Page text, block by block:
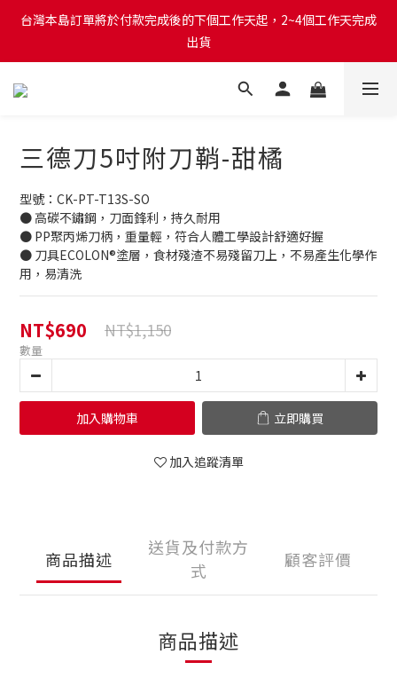
台灣本島訂單將於付款完成後的下個工作天起，2~4個工作天完成
出貨
台灣本島訂單將於付款完成後的下個工作天起，2~4個工作天完成
出貨
台灣本島消費滿$999免運費
台灣本島訂單將於付款完成後的下個工作天起，2~4個工作天完成
出貨
三德刀5吋附刀鞘-甜橘
型號：CK-PT-T13S-SO
● 高碳不鏽鋼，刀面鋒利，持久耐用
● PP聚丙烯刀柄，重量輕，符合人體工學設計舒適好握
● 刀具ECOLON®塗層，食材殘渣不易殘留刀上，不易產生化學作
用，易清洗
NT$690 NT$1,150
數量
加入購物車 立即購買
加入追蹤清單
商品描述
送貨及付款方
式
顧客評價
商品描述